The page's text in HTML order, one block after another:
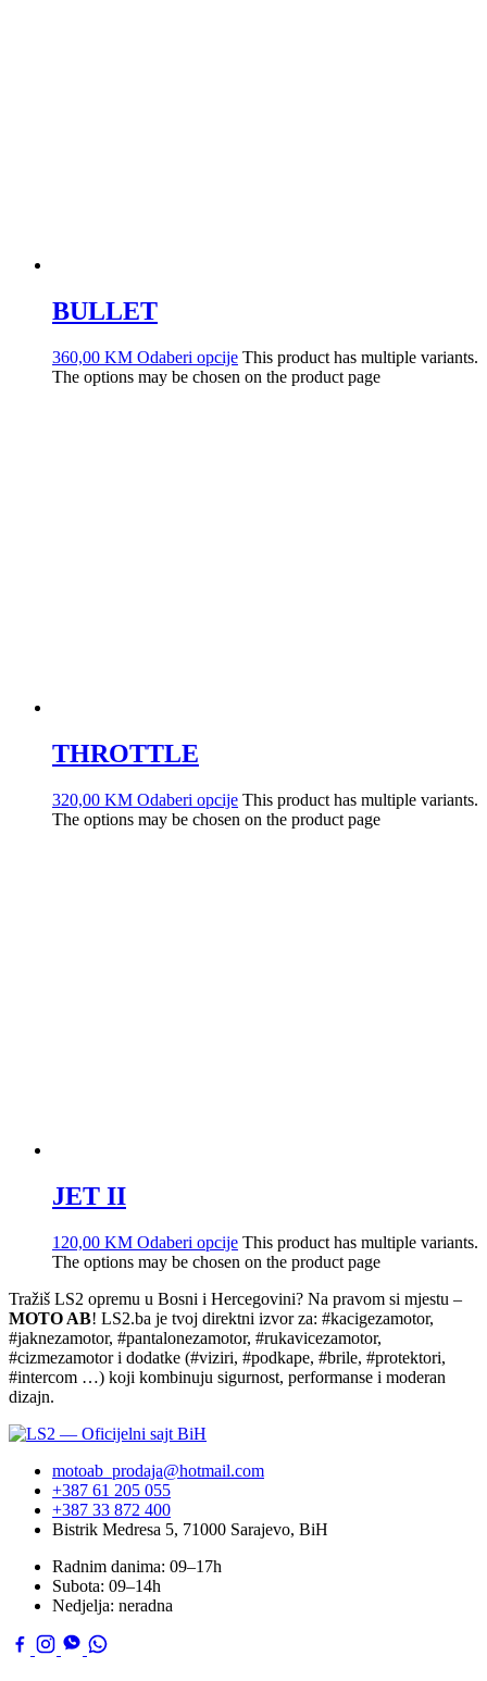
BULLET
360,00 KM Odaberi opcije This product has multiple variants.
The options may be chosen on the product page
THROTTLE
320,00 KM Odaberi opcije This product has multiple variants.
The options may be chosen on the product page
JET II
120,00 KM Odaberi opcije This product has multiple variants.
The options may be chosen on the product page
Tražiš LS2 opremu u Bosni i Hercegovini? Na pravom si mjestu –
MOTO AB! LS2.ba je tvoj direktni izvor za: #kacigezamotor,
#jaknezamotor, #pantalonezamotor, #rukavicezamotor,
#cizmezamotor i dodatke (#viziri, #podkape, #brile, #protektori,
#intercom …) koji kombinuju sigurnost, performanse i moderan
dizajn.
motoab_prodaja@hotmail.com
+387 61 205 055
+387 33 872 400
Bistrik Medresa 5, 71000 Sarajevo, BiH
Radnim danima: 09–17h
Subota: 09–14h
Nedjelja: neradna